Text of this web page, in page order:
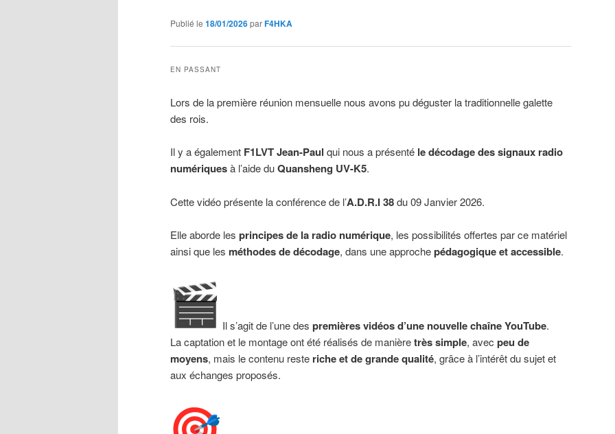
Publié le 18/01/2026parF4HKA
EN PASSANT
Lors de la première réunion mensuelle nous avons pu déguster la traditionnelle galette
des rois.
Il y a également F1LVT Jean-Paul qui nous a présenté le décodage des signaux radio
numériquesà l’aide duQuansheng UV-K5.
Cette vidéo présente la conférence de l’A.D.R.I 38du 09 Janvier 2026.
Elle aborde les principes de la radio numérique, les possibilités offertes par ce matériel
ainsi que les méthodes de décodage, dans une approchepédagogique et accessible.
Il s’agit de l’une des premières vidéos d’une nouvelle chaîne YouTube.
La captation et le montage ont été réalisés de manièretrès simple, avec peu de
moyens, mais le contenu reste riche et de grande qualité, grâce à l’intérêt du sujet et
aux échanges proposés.